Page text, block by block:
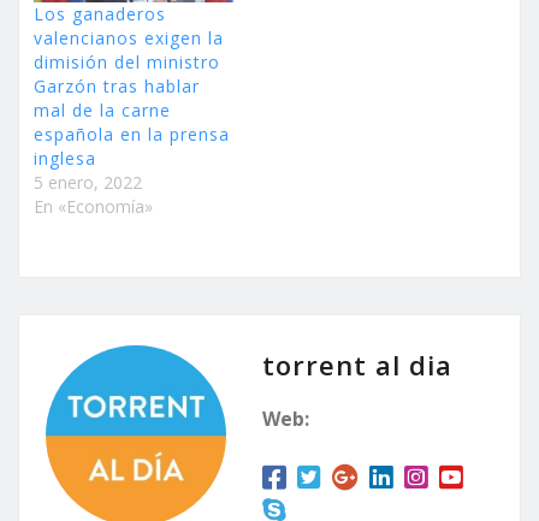
Los ganaderos
valencianos exigen la
dimisión del ministro
Garzón tras hablar
mal de la carne
española en la prensa
inglesa
5 enero, 2022
En «Economía»
torrent al dia
Web: